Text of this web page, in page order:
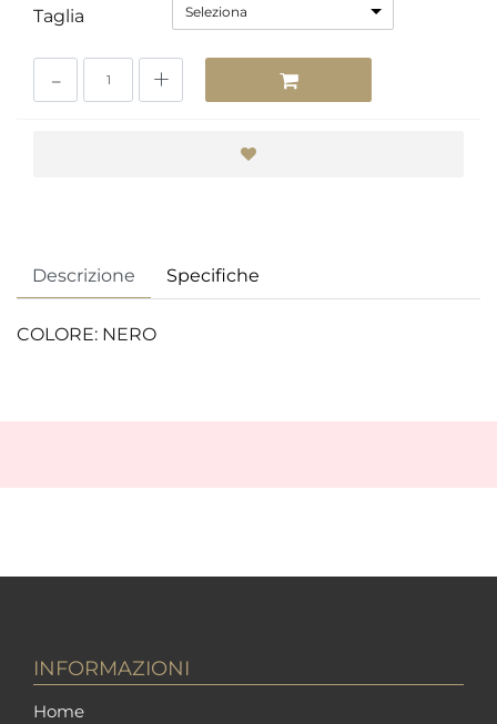
Taglia Seleziona
Descrizione Specifiche
COLORE: NERO
INFORMAZIONI
Home